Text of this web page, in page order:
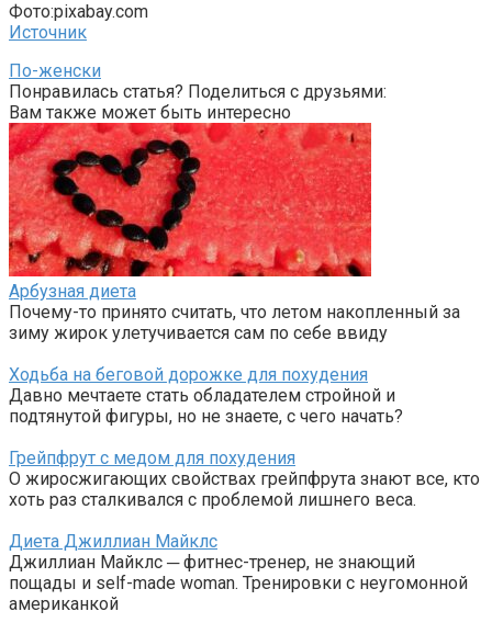
Фото:pixabay.com
Источник
По-женски
Понравилась статья? Поделиться с друзьями:
Вам также может быть интересно
Арбузная диета
Почему-то принято считать, что летом накопленный за
зиму жирок улетучивается сам по себе ввиду
Ходьба на беговой дорожке для похудения
Давно мечтаете стать обладателем стройной и
подтянутой фигуры, но не знаете, с чего начать?
Грейпфрут с медом для похудения
О жиросжигающих свойствах грейпфрута знают все, кто
хоть раз сталкивался с проблемой лишнего веса.
Диета Джиллиан Майклс
Джиллиан Майклс ─ фитнес-тренер, не знающий
пощады и self-made woman. Тренировки с неугомонной
американкой